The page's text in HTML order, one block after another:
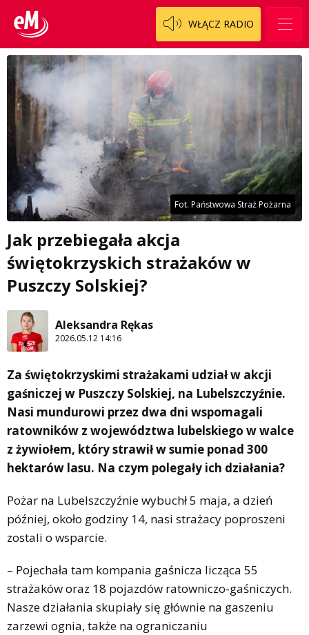
WŁĄCZ RADIO
Fot. Państwowa Straż Pożarna
Jak przebiegała akcja
świętokrzyskich strażaków w
Puszczy Solskiej?
Aleksandra Rękas
2026.05.12 14:16
Za świętokrzyskimi strażakami udział w akcji
gaśniczej w Puszczy Solskiej, na Lubelszczyźnie.
Nasi mundurowi przez dwa dni wspomagali
ratowników z województwa lubelskiego w walce
z żywiołem, który strawił w sumie ponad 300
hektarów lasu. Na czym polegały ich działania?
Pożar na Lubelszczyźnie wybuchł 5 maja, a dzień
później, około godziny 14, nasi strażacy poproszeni
zostali o wsparcie.
– Pojechała tam kompania gaśnicza licząca 55
strażaków oraz 18 pojazdów ratowniczo-gaśniczych.
Nasze działania skupiały się głównie na gaszeniu
zarzewi ognia, także na ograniczaniu